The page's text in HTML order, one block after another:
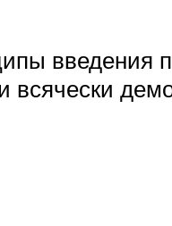
введения
всячески